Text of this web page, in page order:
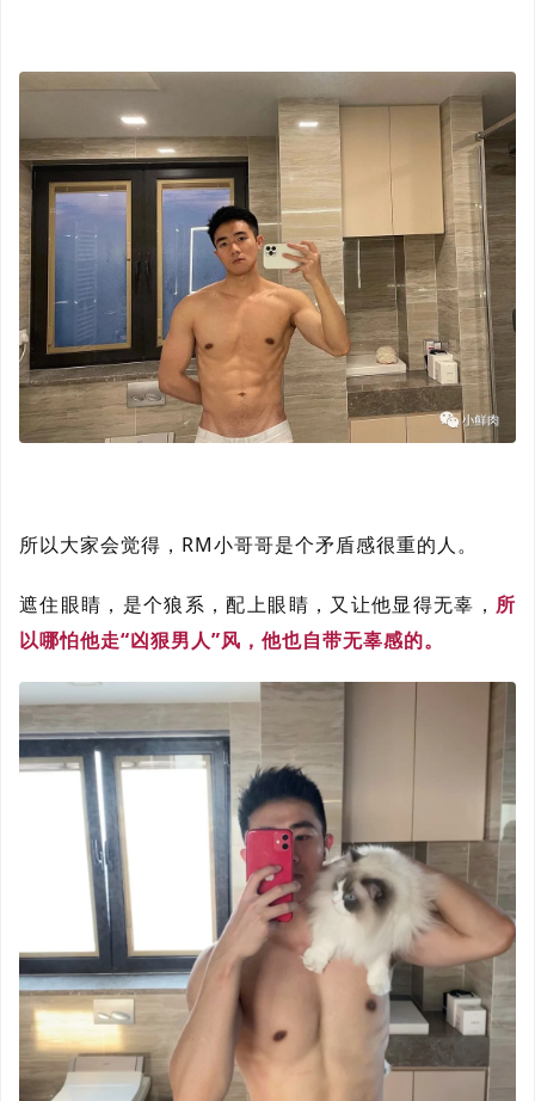
所以大家会觉得，RM小哥哥是个矛盾感很重的人。
遮住眼睛，是个狼系，配上眼睛，又让他显得无辜， 所
以哪怕他走“凶狠男人”风，他也自带无辜感的。